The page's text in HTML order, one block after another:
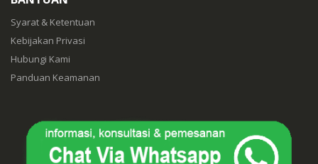
Syarat & Ketentuan
Kebijakan Privasi
Hubungi Kami
Panduan Keamanan